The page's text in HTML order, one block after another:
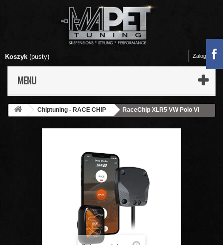
Koszyk (pusty)
MENU
Zaloguj się
Chiptuning - RACE CHIP
RaceChip XLR5 VW Polo VI